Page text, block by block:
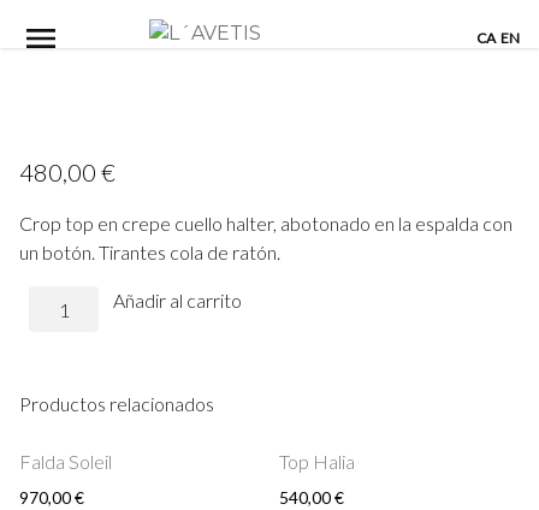
CA EN
480,00 €
Crop top en crepe cuello halter, abotonado en la espalda con
un botón. Tirantes cola de ratón.
Añadir al carrito
Productos relacionados
Falda Soleil
970,00€
Top Halia
540,00€